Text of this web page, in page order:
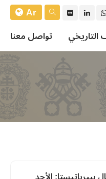
Ar
التاريخي تواصل معنا